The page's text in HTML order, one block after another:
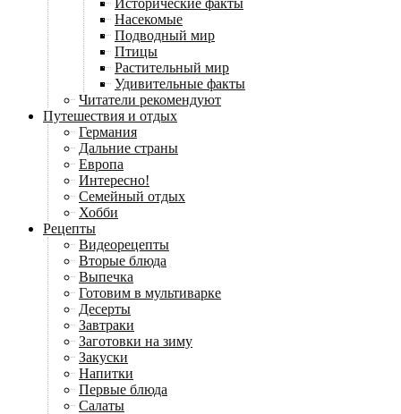
Насекомые
Подводный мир
Птицы
Растительный мир
Удивительные факты
Читатели рекомендуют
Путешествия и отдых
Германия
Дальние страны
Европа
Интересно!
Семейный отдых
Хобби
Рецепты
Видеорецепты
Вторые блюда
Выпечка
Готовим в мультиварке
Десерты
Завтраки
Заготовки на зиму
Закуски
Напитки
Первые блюда
Салаты